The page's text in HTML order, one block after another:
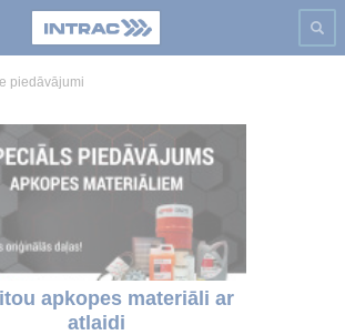
piedāvājumi
apkopes materiāli ar
atlaidi